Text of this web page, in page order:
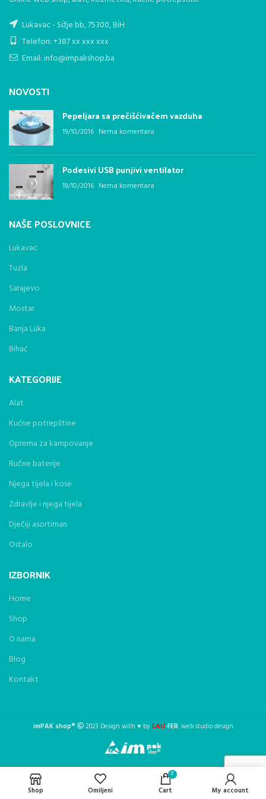
Lukavac - Sižje bb, 75300, BiH
Telefon: +387 xx xxx xxx
Email: info@impakshop.ba
NOVOSTI
Pepeljara sa prečišćivačem vazduha
19/10/2016 Nema komentara
Podesivi USB punjivi ventilator
19/10/2016 Nema komentara
NAŠE POSLOVNICE
Lukavac
Tuzla
Sarajevo
Mostar
Banja Luka
Bihać
KATEGORIJE
Alat
Kućne potrepštine
Oprema za kampovanje
Ručne baterije
Njega tijela i kose
Zdravlje i njega tijela
Dječiji asortiman
Ostalo
IZBORNIK
Home
Shop
O nama
Blog
Kontakt
imPAK shop® 2023 Design with ♥ by LAU-FER. web studio design
Shop Omiljeni
0
Cart My account